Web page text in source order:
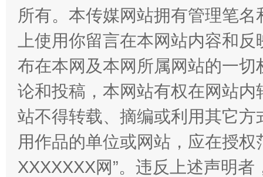
国家大学科技园优化重塑工作
所有。本传媒网站拥有管理笔
上使用你留言在本网站内容和
布在本网及本网所属网站的一
论和投稿，本网站有权在网站
站不得转载、摘编或利用其它
用作品的单位或网站，应在授
XXXXXXX网”。违反上述声明